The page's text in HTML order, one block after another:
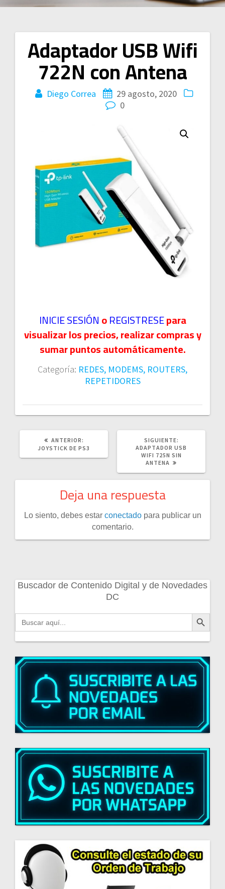
Adaptador USB Wifi
722N con Antena
Diego Correa
29 agosto, 2020
0
INICIE SESIÓNoREGISTRESEpara
visualizar los precios, realizar compras y
sumar puntos automáticamente.
Categoría: REDES, MODEMS, ROUTERS,
REPETIDORES
Navegación
entradas
ANTERIOR:
ANTERIOR:
JOYSTICK DE PS3
SIGUIENTE:
POST:
ADAPTADOR USB
WIFI 725N SIN
ANTENA
Deja una respuesta
Lo siento, debes estar conectadopara publicar un
comentario.
Buscador de Contenido Digital y de Novedades
DC
Buscar: Botón de búsqueda